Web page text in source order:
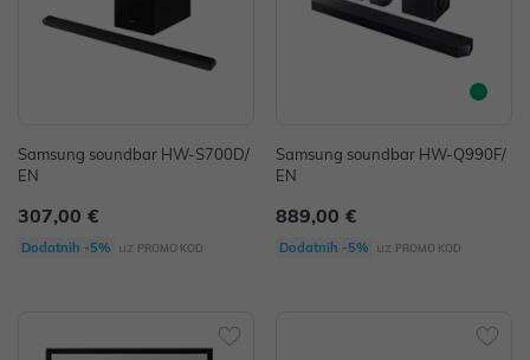
Samsung soundbar HW-S700D/
EN
307,00 €
Dodatnih -5% uz PROMO KOD
Samsung soundbar HW-Q990F/
EN
889,00 €
Dodatnih -5% uz PROMO KOD